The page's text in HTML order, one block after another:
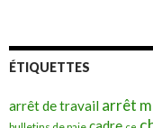
ÉTIQUETTES
arrêt de travail arrêt